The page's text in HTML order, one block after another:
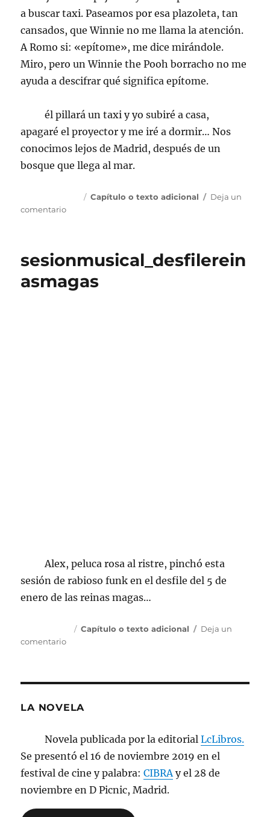
a buscar taxi. Paseamos por esa plazoleta, tan
cansados, que Winnie no me llama la atención.
A Romo si: «epítome», me dice mirándole.
Miro, pero un Winnie the Pooh borracho no me
ayuda a descifrar qué significa epítome.
él pillará un taxi y yo subiré a casa,
apagaré el proyector y me iré a dormir… Nos
conocimos lejos de Madrid, después de un
bosque que llega al mar.
el
Categorías
Capítulo o texto adicional
Deja un
comentarioen
sesionmusical_desfilerein
asmagas
Alex, peluca rosa al ristre, pinchó esta
sesión de rabioso funk en el desfile del 5 de
enero de las reinas magas…
el
Categorías
Capítulo o texto adicional
Deja un
comentarioen
LA NOVELA
Novela publicada por la editorialLcLibros.
Se presentó el 16 de noviembre 2019 en el
festival de cine y palabra:CIBRAy el 28 de
noviembre en D Picnic, Madrid.